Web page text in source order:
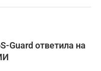
Guard ответила на